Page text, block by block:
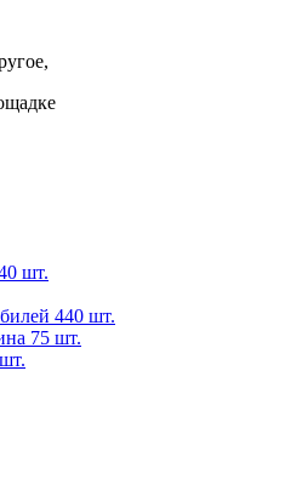
шт.
440 шт.
75 шт.